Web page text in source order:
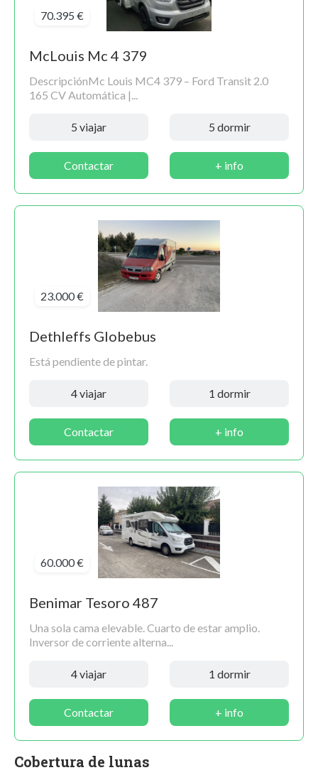
70.395 €
McLouis Mc 4 379
DescripciónMc Louis MC4 379 – Ford Transit 2.0
165 CV Automática |...
5 viajar 5 dormir
Contactar + info
23.000 €
Dethleffs Globebus
Está pendiente de pintar.
4 viajar 1 dormir
Contactar + info
60.000 €
Benimar Tesoro 487
Una sola cama elevable. Cuarto de estar amplio.
Inversor de corriente alterna...
4 viajar 1 dormir
Contactar + info
Cobertura de lunas